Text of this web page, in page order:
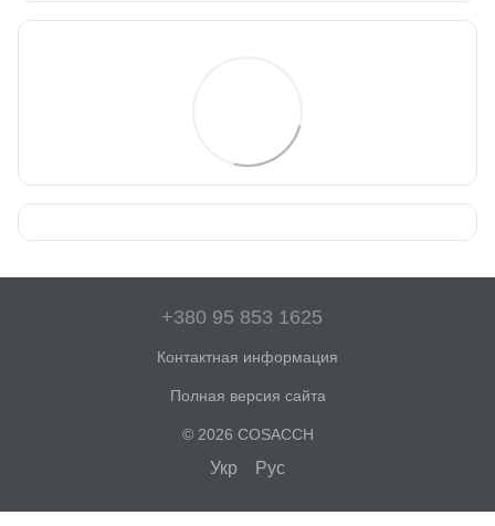
+380 95 853 1625
Контактная информация
Полная версия сайта
© 2026 COSACCH
Укр Рус